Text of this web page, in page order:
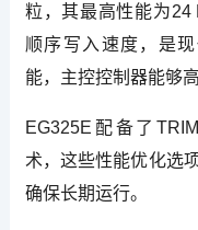
粒，其最高性能为24
顺序写入速度，是
能，主控控制器能够
EG325E配备了
术，这些性能优化选
确保长期运行。